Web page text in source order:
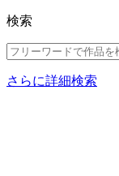
検索
さらに詳細検索